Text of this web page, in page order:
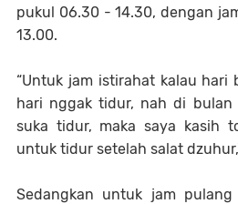
pukul 06.30 - 14.30, dengan
13.00.
“Untuk jam istirahat kalau hari
hari nggak tidur, nah di
suka tidur, maka saya kasih
untuk tidur setelah salat
Sedangkan untuk jam